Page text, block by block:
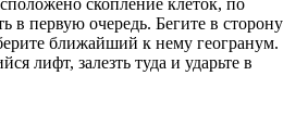
скопление клеток, по
в первую очередь. Бегите в сторону
ближайший к нему геогранум.
лифт, залезть туда и ударьте в